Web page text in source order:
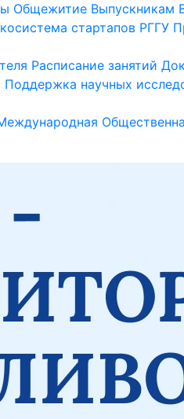
Общежитие Выпускникам
стартапов РГГУ
Расписание занятий
Поддержка научных